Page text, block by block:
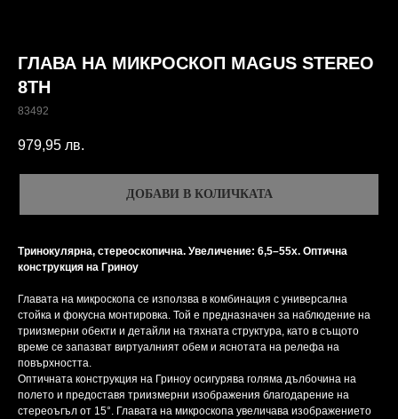
ГЛАВА НА МИКРОСКОП MAGUS STEREO
8TH
83492
979,95 лв.
ДОБАВИ В КОЛИЧКАТА
Тринокулярна, стереоскопична. Увеличение: 6,5–55x. Оптична
конструкция на Гриноу
Главата на микроскопа се използва в комбинация с универсална
стойка и фокусна монтировка. Той е предназначен за наблюдение на
триизмерни обекти и детайли на тяхната структура, като в същото
време се запазват виртуалният обем и яснотата на релефа на
повърхността.
Оптичната конструкция на Гриноу осигурява голяма дълбочина на
полето и предоставя триизмерни изображения благодарение на
стереоъгъл от 15°. Главата на микроскопа увеличава изображението